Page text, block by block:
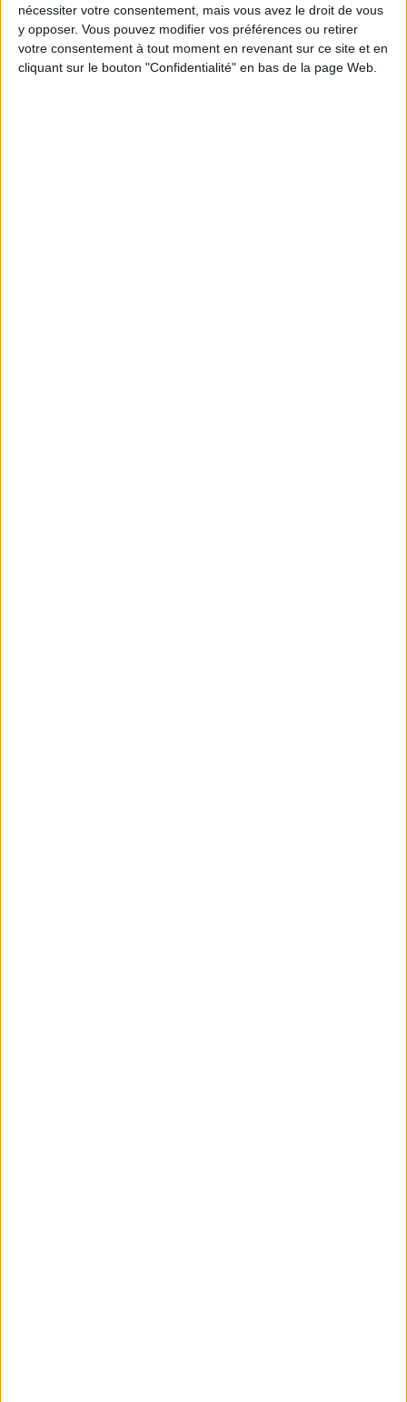
nécessiter votre consentement, mais vous avez le droit de vous
y opposer. Vous pouvez modifier vos préférences ou retirer
votre consentement à tout moment en revenant sur ce site et en
cliquant sur le bouton "Confidentialité" en bas de la page Web.